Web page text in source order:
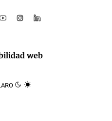
web